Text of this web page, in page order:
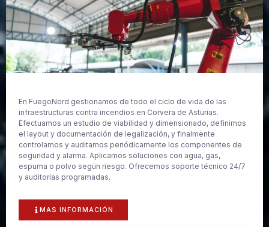
En FuegoNord gestionamos de todo el ciclo de vida de las
infraestructuras contra incendios en Corvera de Asturias.
Efectuamos un estudio de viabilidad y dimensionado, definimos
el layout y documentación de legalización, y finalmente
controlamos y auditamos periódicamente los componentes de
seguridad y alarma. Aplicamos soluciones con agua, gas,
espuma o polvo según riesgo. Ofrecemos soporte técnico 24/7
y auditorías programadas.
MAS INFORMACIÓN